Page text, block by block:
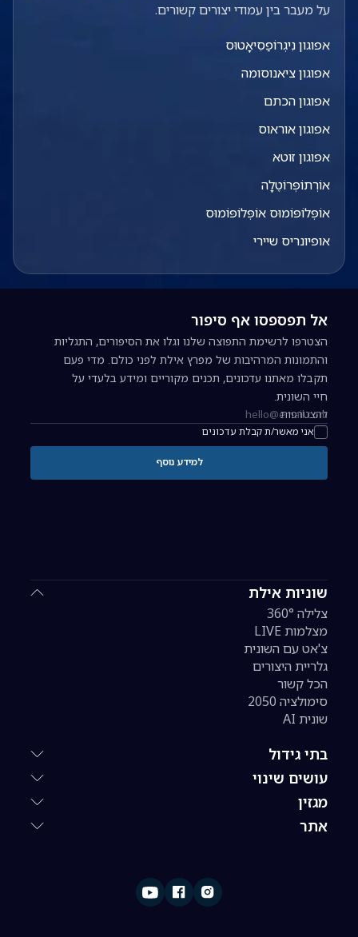
על מעבר בין עמודי יצורים קשורים.
אפוגון נִיגְרוֹפַסִיאָטוּס
אפוגון ציאנוסומה
אפוגון הכתם
אפוגון אוראוס
אפוגון זוטא
אוֹרְתוֹפְּרוֹטֶלָה
אוֹפְּלוֹפּוֹמוּס אוֹפְּלוֹפּוֹמוּס
אופיונריס שיירי
שוניות אילת
צלילה 360°
מצלמות LIVE
צ'אט עם השונית
גלריית היצורים
הכל קשור
סימולציה 2050
שונית AI
בתי גידול
עושים שינוי
מגזין
אתר
אל תפספסו אף סיפור
הצטרפו לרשימת התפוצה שלנו וגלו את הסיפורים, התגליות
והתמונות המרהיבות של מפרץ אילת לפני כולם. מדי פעם
תקבלו מאתנו עדכונים, תכנים מקוריים ומידע בלעדי על
חיי השונית.
כתובת אימייל להרשמה לניוזלטר
אני מאשר/ת קבלת עדכונים
להצטרפות
למידע נוסף